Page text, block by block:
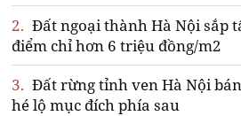
2. Đất ngoại thành Hà Nội sắp
điểm chỉ hơn 6 triệu đồng/m2
3. Đất rừng tỉnh ven Hà Nội
hé lộ mục đích phía sau